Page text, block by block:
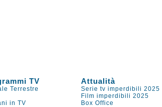
TV Attualità
Terrestre Serie tv imperdibili 2025
Film imperdibili 2025
in TV Box Office